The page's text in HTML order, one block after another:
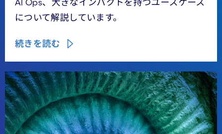
AI Ops、大きなインパクトを持つユースケース
について解説しています。
続きを読む